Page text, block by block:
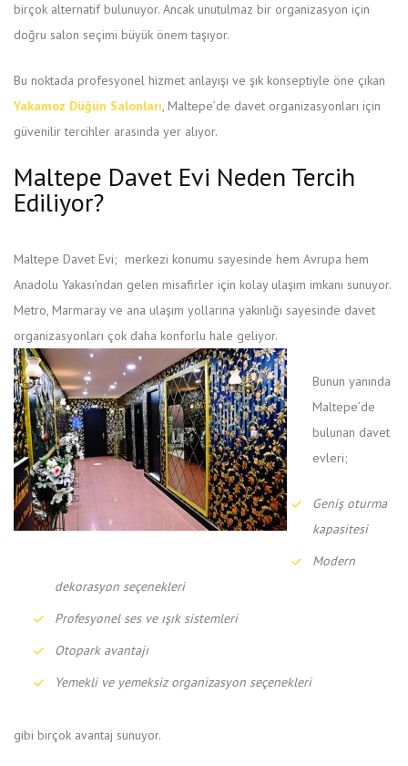
birçok alternatif bulunuyor. Ancak unutulmaz bir organizasyon için
doğru salon seçimi büyük önem taşıyor.
Bu noktada profesyonel hizmet anlayışı ve şık konseptiyle öne çıkan
Yakamoz Düğün Salonları, Maltepe’de davet organizasyonları için
güvenilir tercihler arasında yer alıyor.
Maltepe Davet Evi Neden Tercih
Ediliyor?
Maltepe Davet Evi; merkezi konumu sayesinde hem Avrupa hem
Anadolu Yakası’ndan gelen misafirler için kolay ulaşım imkanı sunuyor.
Metro, Marmaray ve ana ulaşım yollarına yakınlığı sayesinde davet
organizasyonları çok daha konforlu hale geliyor.
Bunun yanında
Maltepe’de
bulunan davet
evleri;
Geniş oturma
kapasitesi
Modern
dekorasyon seçenekleri
Profesyonel ses ve ışık sistemleri
Otopark avantajı
Yemekli ve yemeksiz organizasyon seçenekleri
gibi birçok avantaj sunuyor.